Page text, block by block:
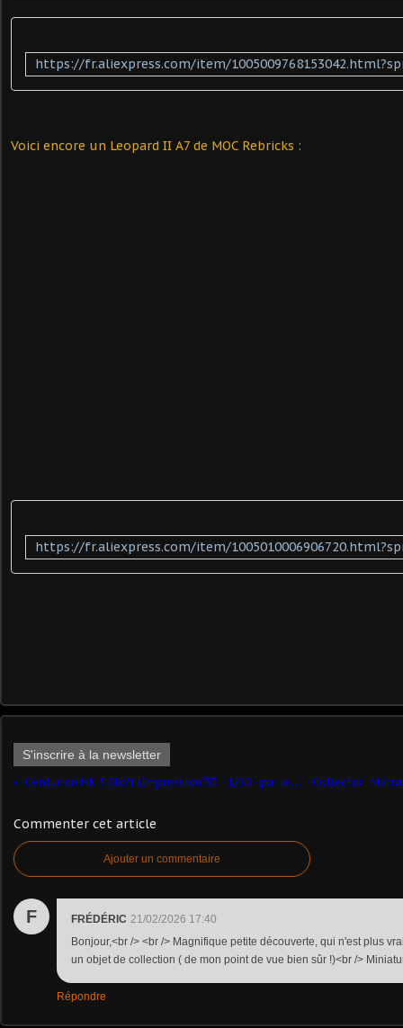
Voici encore un Leopard II A7 de MOC Rebricks :
S'inscrire à la newsletter
Centurion MK 5 Sho't (Impression 3D - 1/50 - par Jean-Charles)
Commenter cet article
Ajouter un commentaire
F FRÉDÉRIC 21/02/2026 17:40
Bonjour,<br /> <br /> Magnifique petite découverte, qui n'est plus
un objet de collection ( de mon point de vue bien sûr !)<br />
Répondre